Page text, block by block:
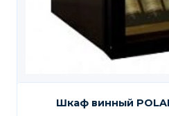
Шкаф винный